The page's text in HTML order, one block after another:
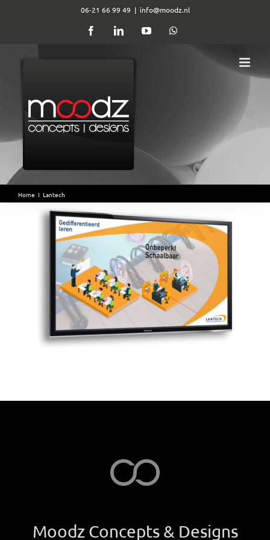
06-21 66 99 49 | info@moodz.nl
FacebookLinkedInYouTube
Home I Lantech
Moodz Concepts & Designs